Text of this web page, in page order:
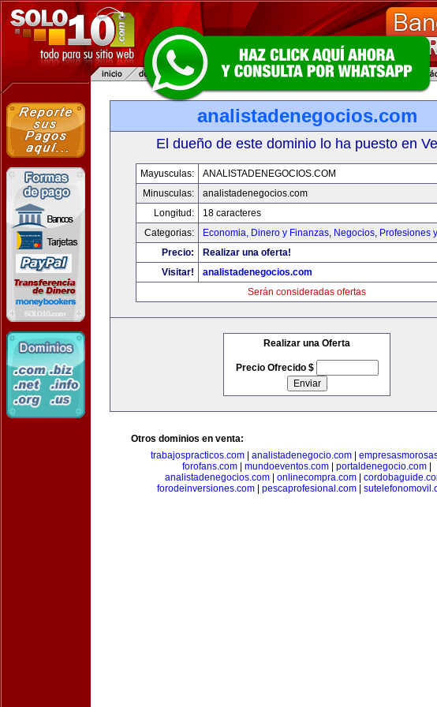
analistadenegocios.com
El dueño de este dominio lo ha puesto en
Mayusculas:
ANALISTADENEGOCIOS.COM
Minusculas:
analistadenegocios.com
Longitud:
18 caracteres
Categorias:
Economia, Dinero y Finanzas, Negocios, Profesiones
Precio:
Realizar una oferta!
Visitar!
analistadenegocios.com
Serán consideradas ofertas
Realizar una Oferta
Precio Ofrecido $
Otros dominios en venta:
trabajospracticos.com| analistadenegocio.com|
forofans.com
mundoeventos.com portaldenegocio.com
analistadenegocios.com
onlinecompra.com
forodeinversiones.com
pescaprofesional.com